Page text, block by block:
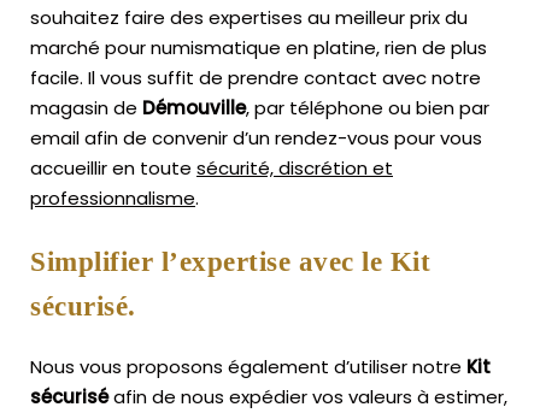
souhaitez faire des expertises au meilleur prix du
marché pour numismatique en platine, rien de plus
facile. Il vous suffit de prendre contact avec notre
magasin de Démouville, par téléphone ou bien par
email afin de convenir d’un rendez-vous pour vous
accueillir en toute sécurité, discrétion et
professionnalisme.
Simplifier l’expertise avec le Kit
sécurisé.
Nous vous proposons également d’utiliser notre Kit
sécuriséafin de nous expédier vos valeurs à estimer,